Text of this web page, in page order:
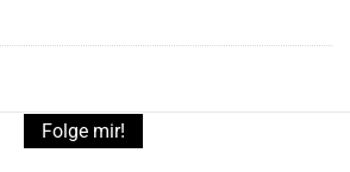
Folge mir!